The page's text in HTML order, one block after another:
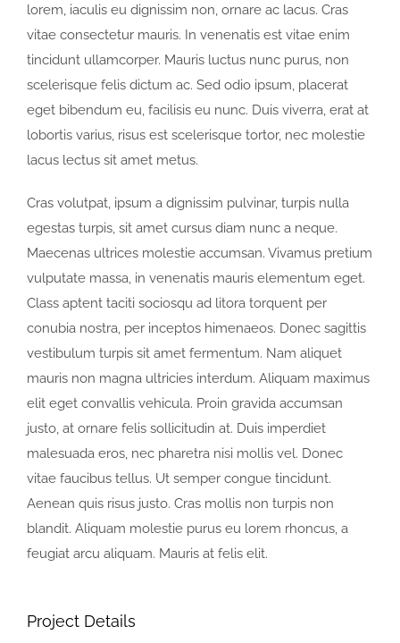
lorem, iaculis eu dignissim non, ornare ac lacus. Cras
vitae consectetur mauris. In venenatis est vitae enim
tincidunt ullamcorper. Mauris luctus nunc purus, non
scelerisque felis dictum ac. Sed odio ipsum, placerat
eget bibendum eu, facilisis eu nunc. Duis viverra, erat at
lobortis varius, risus est scelerisque tortor, nec molestie
lacus lectus sit amet metus.
Cras volutpat, ipsum a dignissim pulvinar, turpis nulla
egestas turpis, sit amet cursus diam nunc a neque.
Maecenas ultrices molestie accumsan. Vivamus pretium
vulputate massa, in venenatis mauris elementum eget.
Class aptent taciti sociosqu ad litora torquent per
conubia nostra, per inceptos himenaeos. Donec sagittis
vestibulum turpis sit amet fermentum. Nam aliquet
mauris non magna ultricies interdum. Aliquam maximus
elit eget convallis vehicula. Proin gravida accumsan
justo, at ornare felis sollicitudin at. Duis imperdiet
malesuada eros, nec pharetra nisi mollis vel. Donec
vitae faucibus tellus. Ut semper congue tincidunt.
Aenean quis risus justo. Cras mollis non turpis non
blandit. Aliquam molestie purus eu lorem rhoncus, a
feugiat arcu aliquam. Mauris at felis elit.
Project Details